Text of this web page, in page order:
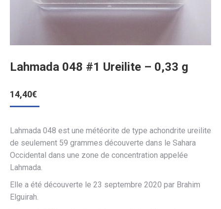
Lahmada 048 #1 Ureilite – 0,33 g
14,40€
Lahmada 048 est une météorite de type achondrite ureilite
de seulement 59 grammes découverte dans le Sahara
Occidental dans une zone de concentration appelée
Lahmada.
Elle a été découverte le 23 septembre 2020 par Brahim
Elguirah.